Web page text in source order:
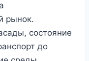
рынок.
состояние
до